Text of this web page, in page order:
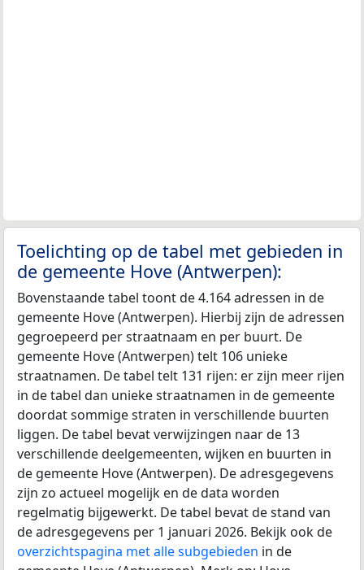
Toelichting op de tabel met gebieden in
de gemeente Hove (Antwerpen):
Bovenstaande tabel toont de 4.164 adressen in de
gemeente Hove (Antwerpen). Hierbij zijn de adressen
gegroepeerd per straatnaam en per buurt. De
gemeente Hove (Antwerpen) telt 106 unieke
straatnamen. De tabel telt 131 rijen: er zijn meer rijen
in de tabel dan unieke straatnamen in de gemeente
doordat sommige straten in verschillende buurten
liggen. De tabel bevat verwijzingen naar de 13
verschillende deelgemeenten, wijken en buurten in
de gemeente Hove (Antwerpen). De adresgegevens
zijn zo actueel mogelijk en de data worden
regelmatig bijgewerkt. De tabel bevat de stand van
de adresgegevens per 1 januari 2026. Bekijk ook de
overzichtspagina met alle subgebieden in de